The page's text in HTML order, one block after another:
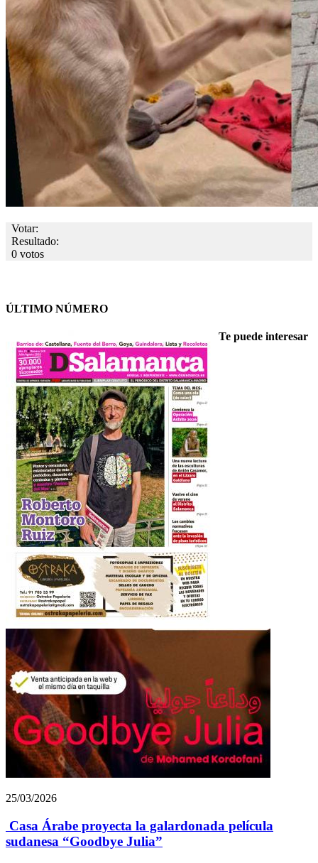
Votar:
Resultado:
0 votos
ÚLTIMO NÚMERO
Te puede interesar
25/03/2026
Casa Árabe proyecta la galardonada película
sudanesa “Goodbye Julia”